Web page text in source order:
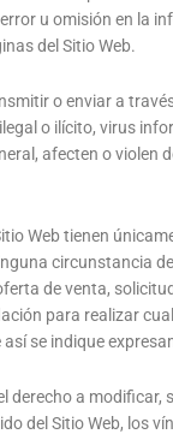
u omisión en la
del Sitio Web.
o enviar a
o ilícito, virus
afecten o violen
Web tienen
circunstancia
de venta,
para realizar
se indique
derecho a modificar,
del Sitio Web, los